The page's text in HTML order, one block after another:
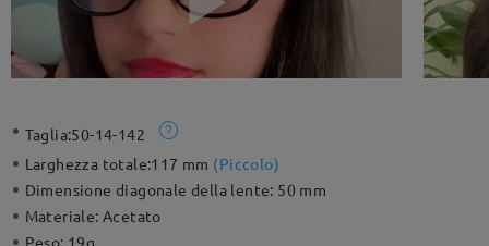
Taglia:50-14-142
Larghezza totale:117 mm (Piccolo)
Dimensione diagonale della lente: 50 mm
Materiale:Acetato
Peso: 19g